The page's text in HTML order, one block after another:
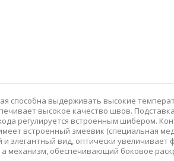
способна выдерживать высокие
высокое качество швов.
регулируется встроенным шибером.
встроенный змеевик (специальная
элегантный вид, оптически
механизм, обеспечивающий боковое